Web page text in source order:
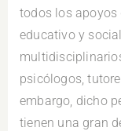
todos los apoyos
educativo y
psicólogos,
embargo, dicho
tienen una gran